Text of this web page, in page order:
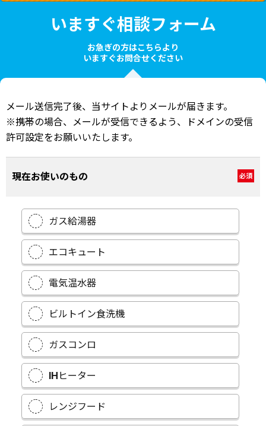
いますぐ相談フォーム
お急ぎの方はこちらより
いますぐお問合せください
メール送信完了後、当サイトよりメールが届きます。
※携帯の場合、メールが受信できるよう、ドメインの受信
許可設定をお願いいたします。
現在お使いのもの 必須
ガス給湯器
エコキュート
電気温水器
ビルトイン食洗機
ガスコンロ
IHヒーター
レンジフード